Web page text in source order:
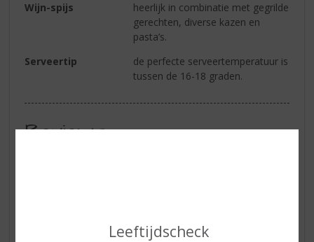
Leeftijdscheck
Wijn-spijs
heerlijk in combinatie met gegrilde
gerechten, diverse kazen en
pasta’s.
Serveertip
de perfecte serveertemperatuur is
tussen de 16-18 graden.
Reviews